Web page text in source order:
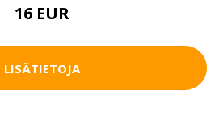
16 EUR
LISÄTIETOJA